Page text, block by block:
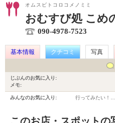
オムスビトコロコメノミミ
おむすび処 こめ
090-4978-7523
基本情報 クチコミ 写真
じぶんのお気に入り:
メモ:
みんなのお気に入り: 行ってみたい！…